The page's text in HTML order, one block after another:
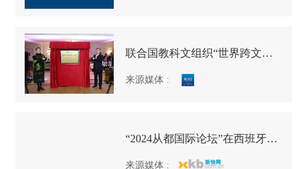
联合国教科文组织“世界跨文化和平青年领袖项目”首次落户广州
来源媒体 :
“2024从都国际论坛”在西班牙马德里隆重开幕：为深化友谊而来 为增进信心而来 为共同行动而来
来源媒体 :